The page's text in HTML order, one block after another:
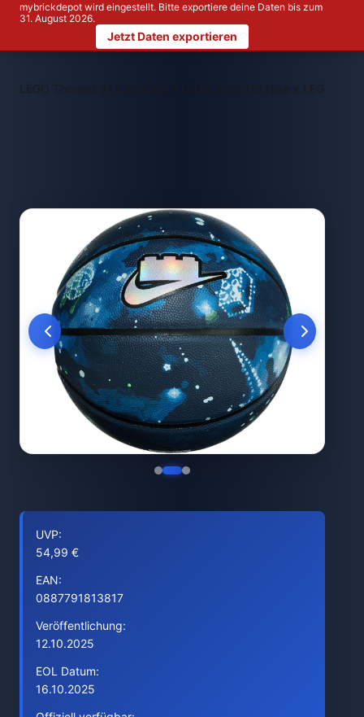
mybrickdepot wird eingestellt. Bitte exportiere deine Daten bis zum
31. August 2026.
Jetzt Daten exportieren
LEGO Themen > LEGO 5010015 Nike x LEGO
UVP:
54,99 €
EAN:
0887791813817
Veröffentlichung:
12.10.2025
EOL Datum:
16.10.2025